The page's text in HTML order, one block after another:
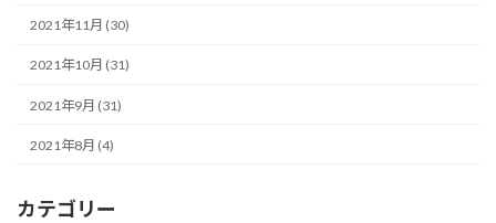
2021年11月 (30)
2021年10月 (31)
2021年9月 (31)
2021年8月 (4)
カテゴリー